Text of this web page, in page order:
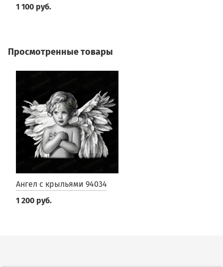
1 100 руб.
Просмотренные товары
Ангел с крыльями 94034
1 200 руб.